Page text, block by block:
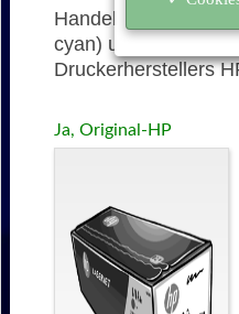
Handelt es sich bei
cyan) um eine
Druckerherstellers
Ja, Original-HP